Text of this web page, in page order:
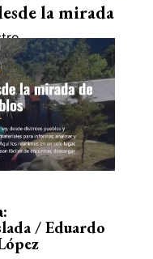
la mirada
/ Eduardo